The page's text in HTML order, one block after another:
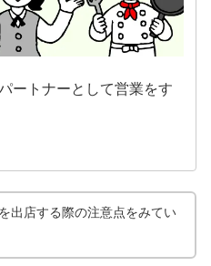
ートナーとして営業をす
出店する際の注意点をみてい